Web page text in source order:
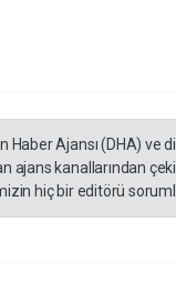
Haber Ajansı (DHA) ve
kanallarından
hiç bir editörü